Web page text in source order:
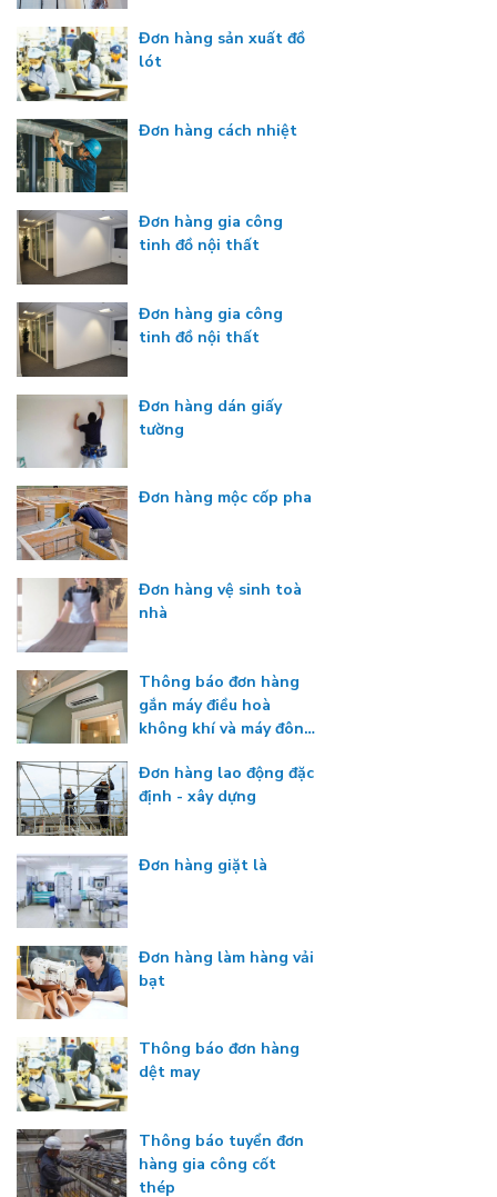
Đơn hàng sản xuất đồ
lót
Đơn hàng cách nhiệt
Đơn hàng gia công
tinh đồ nội thất
Đơn hàng gia công
tinh đồ nội thất
Đơn hàng dán giấy
tường
Đơn hàng mộc cốp pha
Đơn hàng vệ sinh toà
nhà
Thông báo đơn hàng
gắn máy điều hoà
không khí và máy đông
Đơn hàng lao động đặc
định - xây dựng
Đơn hàng giặt là
Đơn hàng làm hàng vải
bạt
Thông báo đơn hàng
dệt may
Thông báo tuyển đơn
hàng gia công cốt
thép